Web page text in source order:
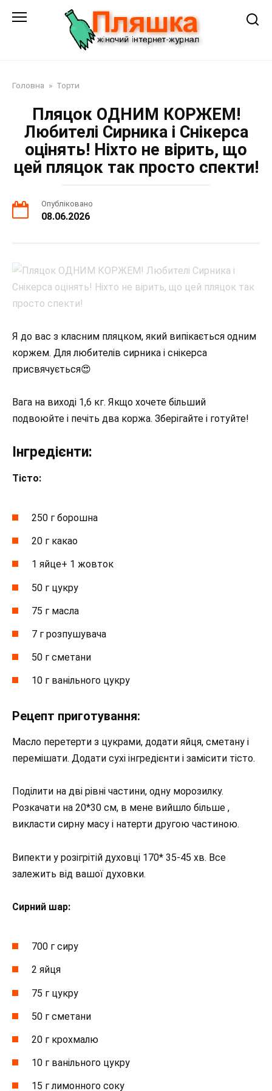
Головна » Торти
Пляцок ОДНИМ КОРЖЕМ!
Любителі Сирника і Снікерса
оцінять! Ніхто не вірить, що
цей пляцок так просто спекти!
Опубліковано
08.06.2026
Я до вас з класним пляцком, який випікається одним
коржем. Для любителів сирника і снікерса
присвячується😍
Вага на виході 1,6 кг. Якщо хочете більший
подвоюйте і печіть два коржа. Зберігайте і готуйте!
Інгредієнти:
Тісто:
250 г борошна
20 г какао
1 яйце+ 1 жовток
50 г цукру
75 г масла
7 г розпушувача
50 г сметани
10 г ванільного цукру
Рецепт приготування:
Масло перетерти з цукрами, додати яйця, сметану і
перемішати. Додати сухі інгредієнти і замісити тісто.
Поділити на дві рівні частини, одну морозилку.
Розкачати на 20*30 см, в мене вийшло більше ,
викласти сирну масу і натерти другою частиною.
Випекти у розігрітій духовці 170* 35-45 хв. Все
залежить від вашої духовки.
Сирний шар:
700 г сиру
2 яйця
75 г цукру
50 г сметани
20 г крохмалю
10 г ванільного цукру
15 г лимонного соку